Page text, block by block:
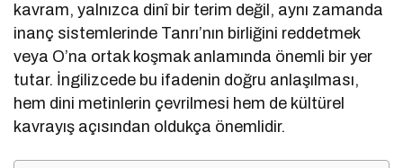
kavram, yalnızca dinî bir terim değil, aynı zamanda
inanç sistemlerinde Tanrı’nın birliğini reddetmek
veya O’na ortak koşmak anlamında önemli bir yer
tutar. İngilizcede bu ifadenin doğru anlaşılması,
hem dini metinlerin çevrilmesi hem de kültürel
kavrayış açısından oldukça önemlidir.